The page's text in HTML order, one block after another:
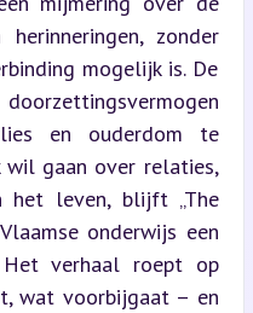
zonder
mogelijk is. De
en ouderdom te
wil gaan over relaties,
het leven, blijft „The
onderwijs een
Het verhaal roept op
wat voorbijgaat – en